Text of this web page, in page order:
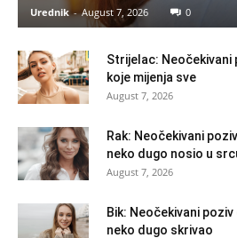
Urednik - August 7, 2026 0
Strijelac:
koje mijenja sve
August 7, 2026
Rak: Neočekivani
neko dugo nosio u
August 7, 2026
Bik: Neočekivani
neko dugo skrivao